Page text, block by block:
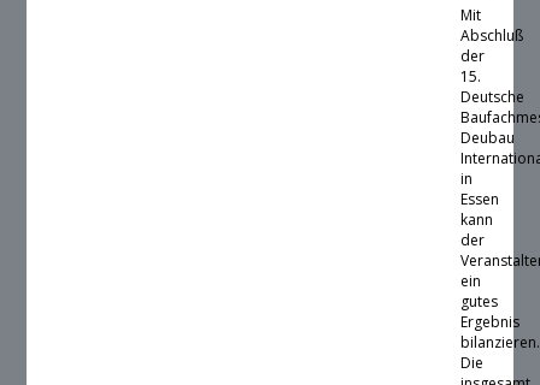
Mit
Abschluß
der
15.
Deutsche
Deubau
in
Essen
kann
der
ein
gutes
Ergebnis
bilanzieren.
Die